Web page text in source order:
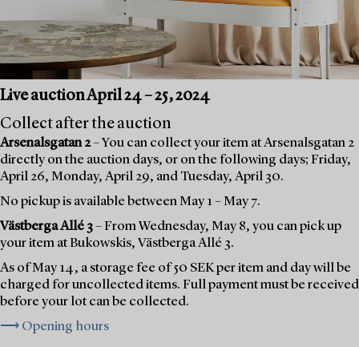
Live auction April 24 – 25, 2024
Collect after the auction
Arsenalsgatan 2– You can collect your item at Arsenalsgatan 2
directly on the auction days, or on the following days; Friday,
April 26, Monday, April 29, and Tuesday, April 30.
No pickup is available between May 1 – May 7.
Västberga Allé 3– From Wednesday, May 8, you can pick up
your item at Bukowskis, Västberga Allé 3.
As of May 14, a storage fee of 50 SEK per item and day will be
charged for uncollected items. Full payment must be received
before your lot can be collected.
⟶ Opening hours